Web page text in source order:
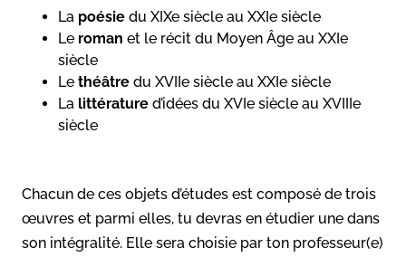
La poésie du XIXe siècle au XXIe siècle
Le roman et le récit du Moyen Âge au XXIe
siècle
Le théâtre du XVIIe siècle au XXIe siècle
La littérature d’idées du XVIe siècle au XVIIIe
siècle
Chacun de ces objets d’études est composé de trois
œuvres et parmi elles, tu devras en étudier une dans
son intégralité. Elle sera choisie par ton professeur(e)